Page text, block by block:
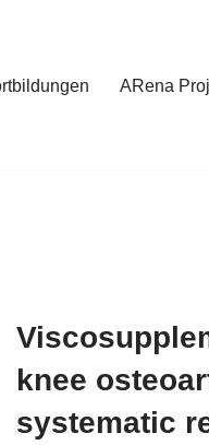
ARena
knee
systematic